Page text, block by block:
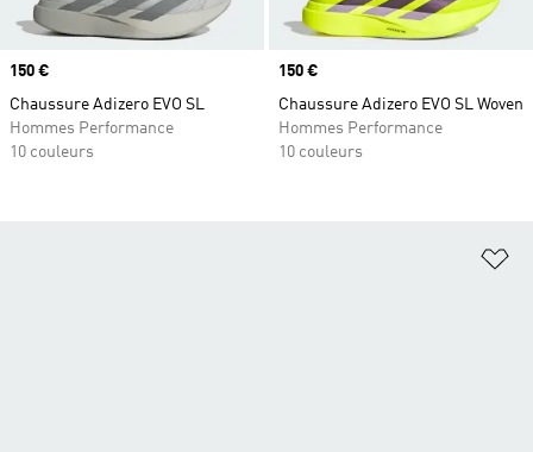
Prix
150 €
Chaussure Adizero EVO SL
Hommes Performance
10 couleurs
Prix
150 €
Chaussure Adizero EVO SL Woven
Hommes Performance
10 couleurs